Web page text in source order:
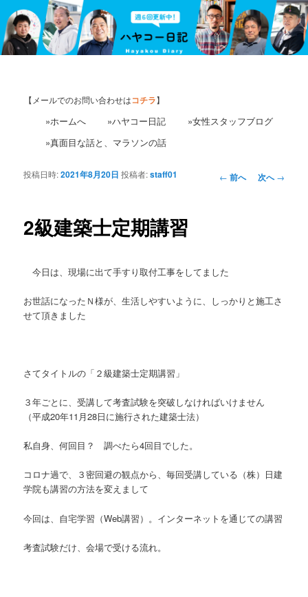
【メールでのお問い合わせはコチラ】
»ホームへ »ハヤコー日記
»女性スタッフブログ
»真面目な話と、マラソンの話
投
ョ
← 前へ 次へ→
2級建築士定期講習
投稿日時:2021年8月20日 投稿者:staff01
今日は、現場に出て手すり取付工事をしてました
お世話になったＮ様が、生活しやすいように、しっかりと施工さ
せて頂きました
さてタイトルの「２級建築士定期講習」
３年ごとに、受講して考査試験を突破しなければいけません
（平成20年11月28日に施行された建築士法）
私自身、何回目？ 調べたら4回目でした。
コロナ過で、３密回避の観点から、毎回受講している（株）日建
学院も講習の方法を変えまして
今回は、自宅学習（Web講習）。インターネットを通じての講習
考査試験だけ、会場で受ける流れ。